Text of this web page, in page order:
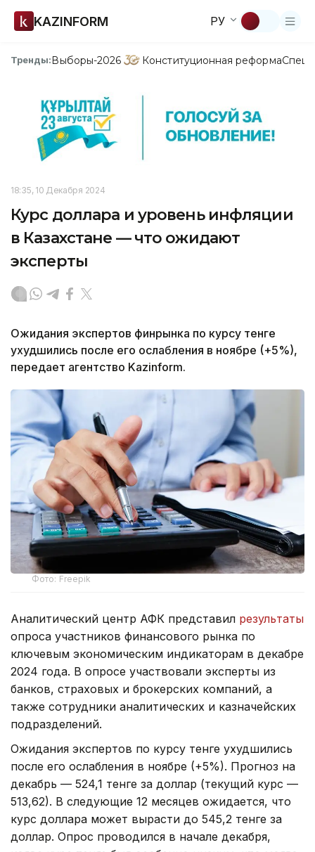
KAZINFORM РУ
Тренды:Выборы-2026 Конституционная реформа
18:35, 10 Декабря 2024
Курс доллара и уровень инфляции
в Казахстане — что ожидают
эксперты
Ожидания экспертов финрынка по курсу тенге
ухудшились после его ослабления в ноябре (+5%),
передает агентство Kazinform.
Фото: Freepik
Аналитический центр АФК представил результаты
опроса участников финансового рынка по
ключевым экономическим индикаторам в декабре
2024 года. В опросе участвовали эксперты из
банков, страховых и брокерских компаний, а
также сотрудники аналитических и казначейских
подразделений.
Ожидания экспертов по курсу тенге ухудшились
после его ослабления в ноябре (+5%). Прогноз на
декабрь — 524,1 тенге за доллар (текущий курс —
513,62). В следующие 12 месяцев ожидается, что
курс доллара может вырасти до 545,2 тенге за
доллар. Опрос проводился в начале декабря,